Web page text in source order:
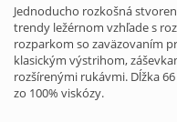
Jednoducho rozkošná
trendy ležérnom vzhľade s
rozparkom so zaväzovaním
klasickým výstrihom,
rozšírenými rukávmi. Dĺžka
zo 100% viskózy.